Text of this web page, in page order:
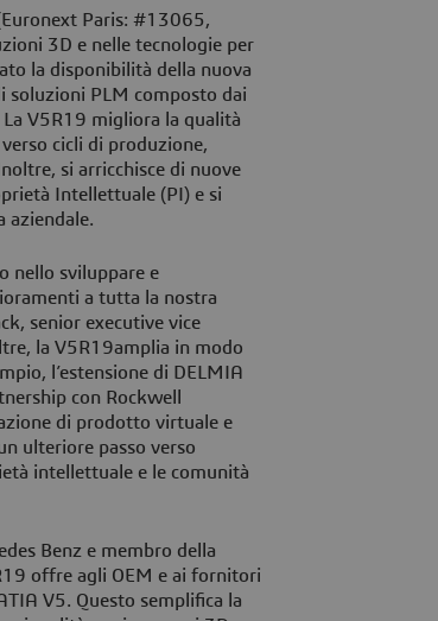
Paris: #13065,
3D e nelle tecnologie per
la disponibilità della nuova
soluzioni PLM composto dai
V5R19 migliora la qualità
cicli di produzione,
si arricchisce di nuove
Intellettuale (PI) e si
aziendale.
nello sviluppare e
a tutta la nostra
senior executive vice
la V5R19amplia in modo
l’estensione di DELMIA
con Rockwell
di prodotto virtuale e
ulteriore passo verso
intellettuale e le comunità
Benz e membro della
offre agli OEM e ai fornitori
V5. Questo semplifica la